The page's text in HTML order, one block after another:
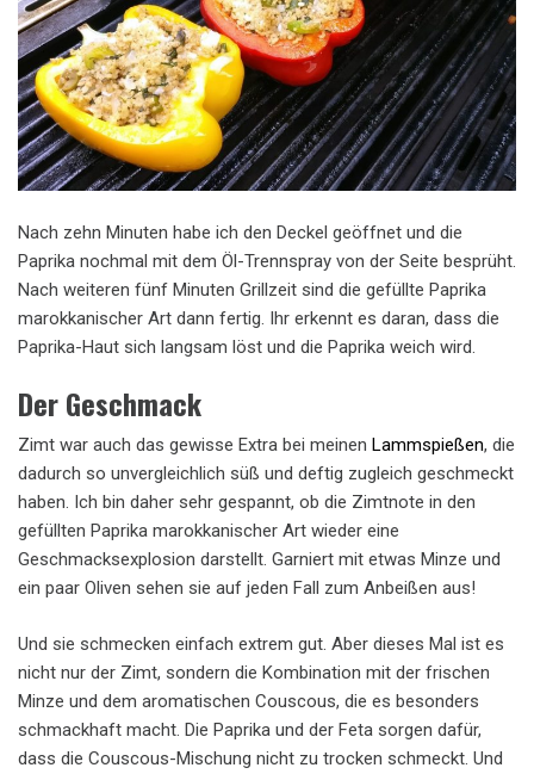
Nach zehn Minuten habe ich den Deckel geöffnet und die
Paprika nochmal mit dem Öl-Trennspray von der Seite besprüht.
Nach weiteren fünf Minuten Grillzeit sind die gefüllte Paprika
marokkanischer Art dann fertig. Ihr erkennt es daran, dass die
Paprika-Haut sich langsam löst und die Paprika weich wird.
Der Geschmack
Zimt war auch das gewisse Extra bei meinen Lammspießen, die
dadurch so unvergleichlich süß und deftig zugleich geschmeckt
haben. Ich bin daher sehr gespannt, ob die Zimtnote in den
gefüllten Paprika marokkanischer Art wieder eine
Geschmacksexplosion darstellt. Garniert mit etwas Minze und
ein paar Oliven sehen sie auf jeden Fall zum Anbeißen aus!
Und sie schmecken einfach extrem gut. Aber dieses Mal ist es
nicht nur der Zimt, sondern die Kombination mit der frischen
Minze und dem aromatischen Couscous, die es besonders
schmackhaft macht. Die Paprika und der Feta sorgen dafür,
dass die Couscous-Mischung nicht zu trocken schmeckt. Und